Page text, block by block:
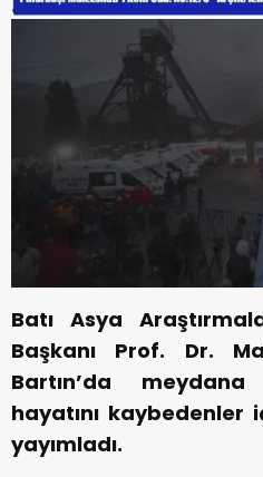
Batı Asya
Başkanı Prof. Dr.
Bartın’da
hayatını kaybedenler
yayımladı.